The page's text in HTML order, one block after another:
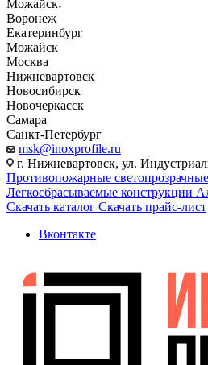
Можайск
Воронеж
Екатеринбург
Можайск
Москва
Нижневартовск
Новосибирск
Новочеркасск
Самара
Санкт-Петербург
msk@inoxprofile.ru
г. Нижневартовск, ул.
Противопожарные
Легкосбрасываемые конструкции
Скачать каталог Скачать прайс-лист
Вконтакте